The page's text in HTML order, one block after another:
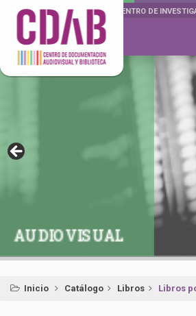
DOCUMENTA DRAMÁTICAS CENTRO DE
AUDIOVISUAL
Inicio Catálogo Libros Libros